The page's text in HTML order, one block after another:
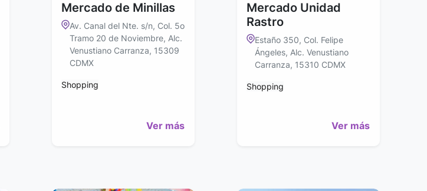
Mercado de Minillas
Av. Canal del Nte. s/n, Col. 5o
Tramo 20 de Noviembre, Alc.
Venustiano Carranza, 15309
CDMX
Shopping
Ver más
Mercado Unidad
Rastro
Estaño 350, Col. Felipe
Ángeles, Alc. Venustiano
Carranza, 15310 CDMX
Shopping
Ver más